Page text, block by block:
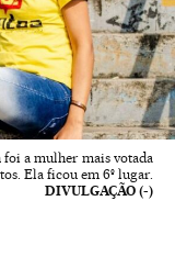
foi a mulher mais votada
Ela ficou em 6º lugar.
DIVULGAÇÃO (-)